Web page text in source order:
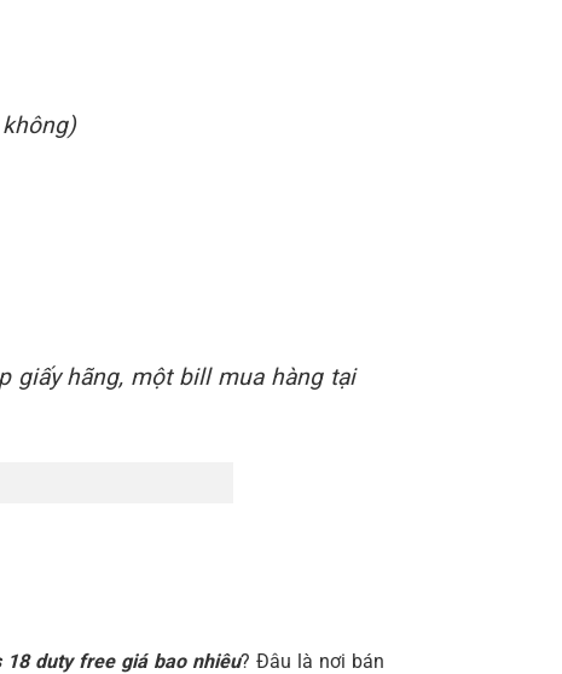
giấy hãng, một bill mua hàng tại
18 duty free giá bao nhiêu? Đâu là nơi bán